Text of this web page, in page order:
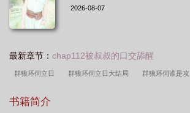
2026-08-07
最新章节： chap112被叔叔的口交舔醒
群狼环伺立日 群狼环伺立日大结局 群狼环伺谁是攻
读 群狼环伺推文
书籍简介